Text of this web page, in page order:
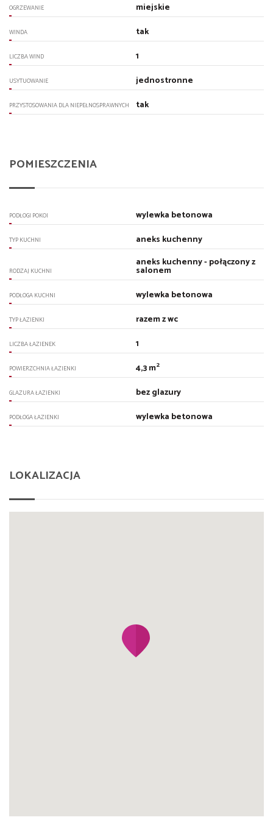
OGRZEWANIE miejskie
WINDA tak
LICZBA WIND 1
USYTUOWANIE jednostronne
PRZYSTOSOWANIA DLA NIEPEŁNOSPRAWNYCH tak
POMIESZCZENIA
PODŁOGI POKOI wylewka betonowa
TYP KUCHNI aneks kuchenny
RODZAJ KUCHNI
aneks kuchenny - połączony z
salonem
PODŁOGA KUCHNI wylewka betonowa
TYP ŁAZIENKI razem z wc
LICZBA ŁAZIENEK 1
POWIERZCHNIA ŁAZIENKI 4,3 m2
GLAZURA ŁAZIENKI bez glazury
PODŁOGA ŁAZIENKI wylewka betonowa
LOKALIZACJA